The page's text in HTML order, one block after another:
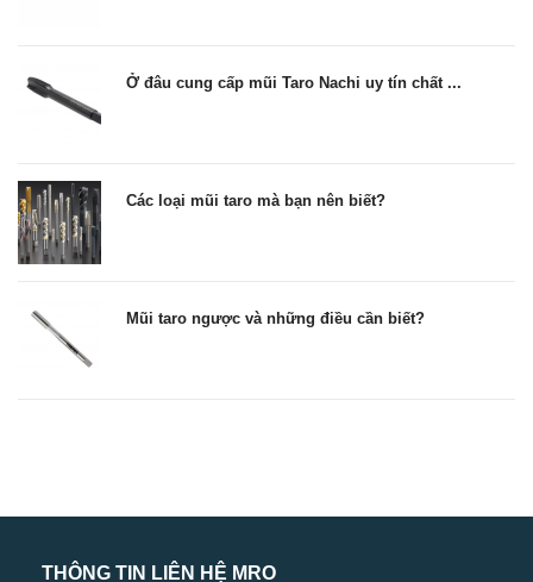
Ở đâu cung cấp mũi Taro Nachi uy tín chất ...
Các loại mũi taro mà bạn nên biết?
Mũi taro ngược và những điều cần biết?
THÔNG TIN LIÊN HỆ MRO